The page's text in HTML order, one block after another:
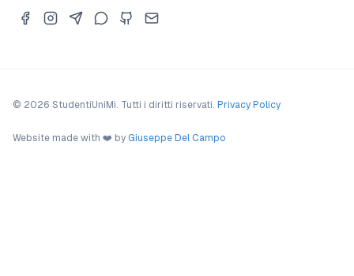
© 2026 StudentiUniMi. Tutti i diritti riservati. Privacy Policy
Website made with ❤️ by Giuseppe Del Campo